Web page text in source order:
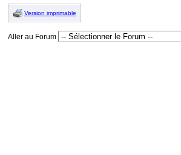
Version imprimable
Aller au Forum